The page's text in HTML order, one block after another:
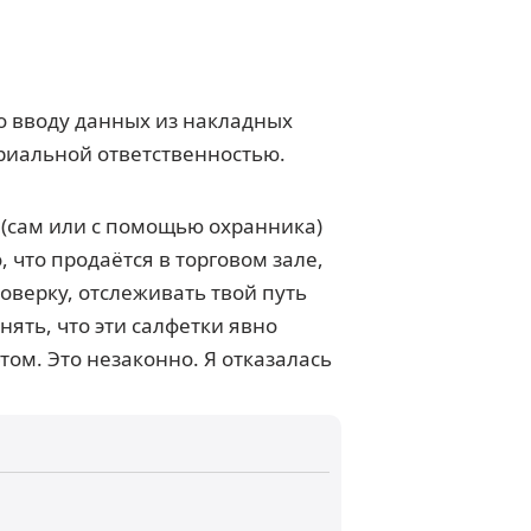
вводу данных из накладных
ответственностью.
или с помощью охранника)
продаётся в торговом зале,
отслеживать твой путь
что эти салфетки явно
Это незаконно. Я отказалась